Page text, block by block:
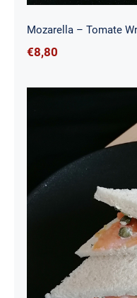
Mozarella – Tomate
€8,80
Lachs